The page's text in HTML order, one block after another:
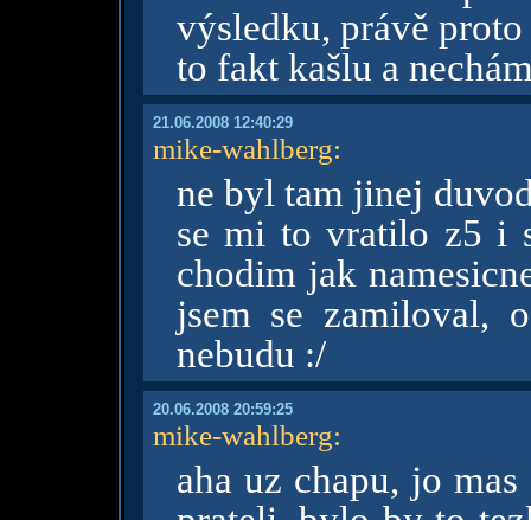
výsledku, právě
to fakt kašlu a
21.06.2008 12:40:29
mike-wahlberg:
ne byl tam jinej
se mi to vratilo z5 i
chodim jak
jsem se zamiloval,
nebudu :/
20.06.2008 20:59:25
mike-wahlberg:
aha uz chapu, jo